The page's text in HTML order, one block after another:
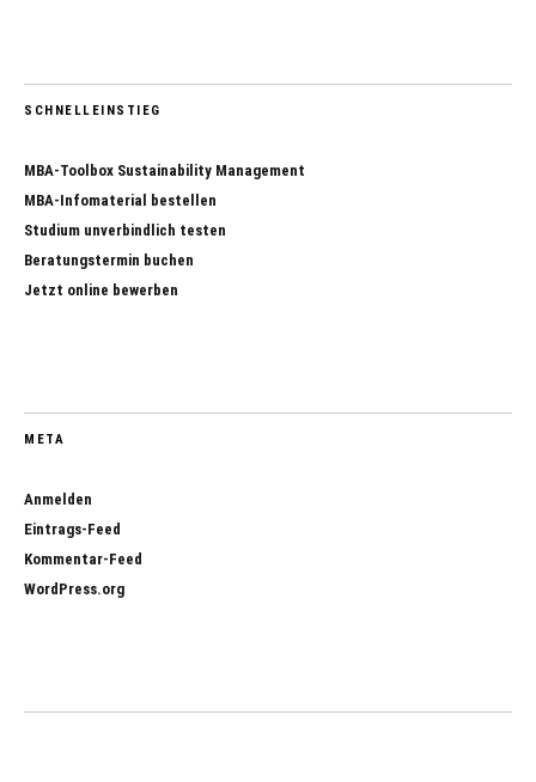
SCHNELLEINSTIEG
MBA-Toolbox Sustainability Management
MBA-Infomaterial bestellen
Studium unverbindlich testen
Beratungstermin buchen
Jetzt online bewerben
META
Anmelden
Eintrags-Feed
Kommentar-Feed
WordPress.org